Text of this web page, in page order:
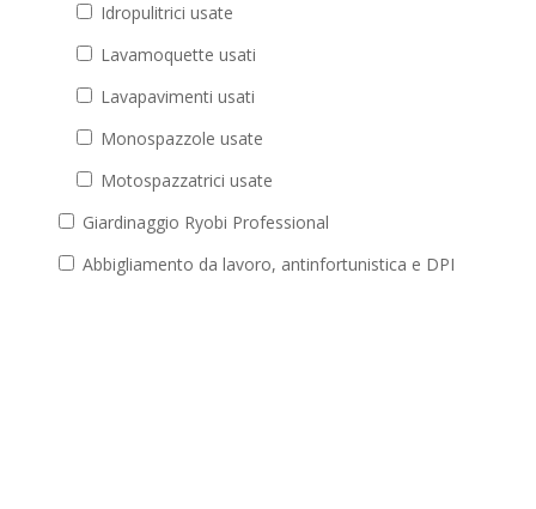
Idropulitrici usate
Lavamoquette usati
Lavapavimenti usati
Monospazzole usate
Motospazzatrici usate
Giardinaggio Ryobi Professional
Abbigliamento da lavoro, antinfortunistica e DPI